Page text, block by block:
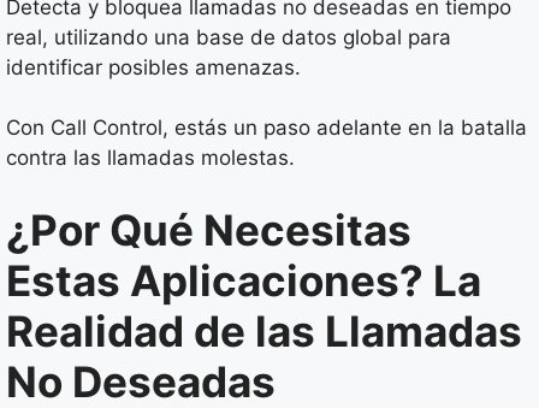
Detecta y bloquea llamadas no deseadas en tiempo
real, utilizando una base de datos global para
identificar posibles amenazas.
Con Call Control, estás un paso adelante en la batalla
contra las llamadas molestas.
¿Por Qué Necesitas
Estas Aplicaciones? La
Realidad de las Llamadas
No Deseadas